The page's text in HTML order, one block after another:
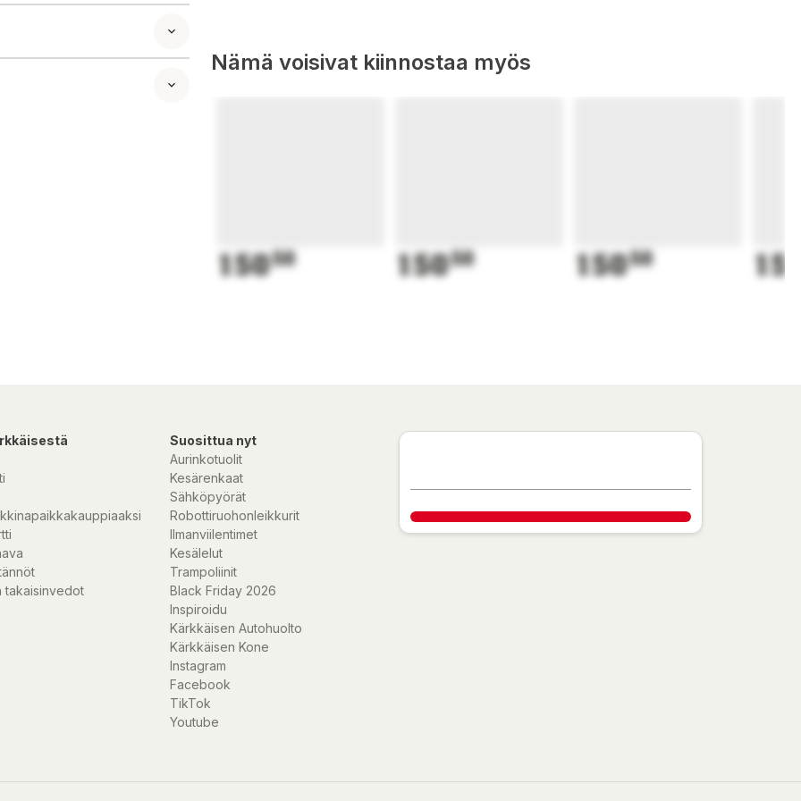
Nämä voisivat kiinnostaa myös
15050 15050 15050
takaisinvedot
Suosittua nyt
Aurinkotuolit
Kesärenkaat
Sähköpyörät
Robottiruohonleikkurit
Ilmanviilentimet
Kesälelut
Trampoliinit
Black Friday 2026
Inspiroidu
Kärkkäisen Autohuolto
Kärkkäisen Kone
Instagram
Facebook
TikTok
Youtube